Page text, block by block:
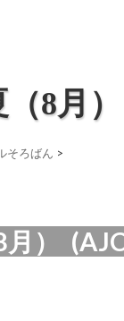
8月）
そろばん >
）